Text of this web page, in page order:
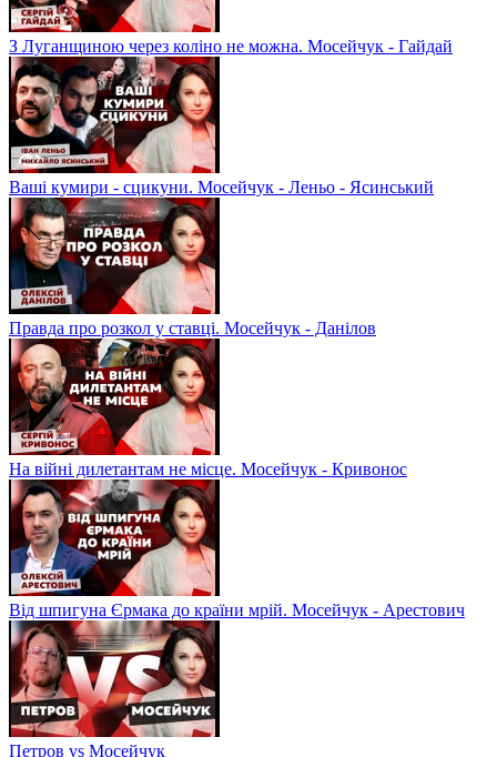
З Луганщиною через коліно не можна. Мосейчук - Гайдай
Ваші кумири - сцикуни. Мосейчук - Леньо - Ясинський
Правда про розкол у ставці. Мосейчук - Данілов
На війні дилетантам не місце. Мосейчук - Кривонос
Від шпигуна Єрмака до країни мрій. Мосейчук - Арестович
Петров vs Мосейчук